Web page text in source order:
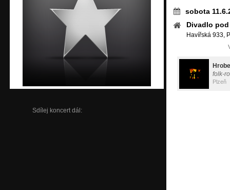
Sdílej koncert dál:
sobota
Divadlo
Havířská 933,
folk-
Plzeň